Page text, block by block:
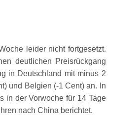
leider nicht fortgesetzt.
deutlichen Preisrückgang
in Deutschland mit minus 2
und Belgien (-1 Cent) an. In
in der Vorwoche für 14 Tage
nach China berichtet.